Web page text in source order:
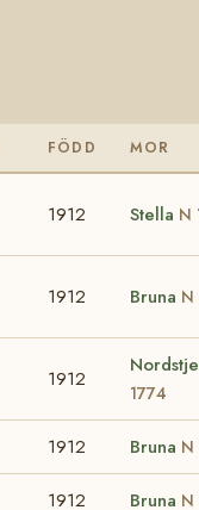
FÖDD MOR
1912 Stella N
1912 Bruna
1912
1774
1912 Bruna N
1912 Bruna N